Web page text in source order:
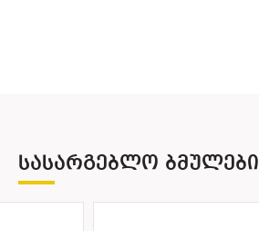
ᲡᲐᲡᲐᲠᲒᲔᲑᲚᲝ ᲑᲛᲣᲚᲔᲑᲘ